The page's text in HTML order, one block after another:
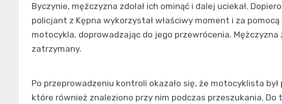
Byczynie, mężczyzna zdołał ich ominąć i dalej uciekał.
policjant z Kępna wykorzystał właściwy moment i za
motocykla, doprowadzając do jego przewrócenia.
zatrzymany.
Po przeprowadzeniu kontroli okazało się, że motocyklista
które również znaleziono przy nim podczas przeszukania.